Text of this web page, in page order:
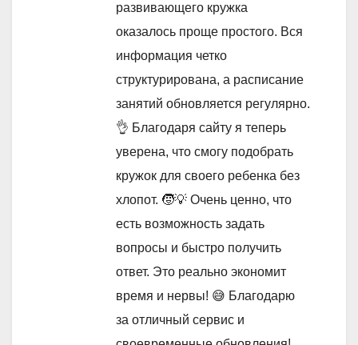
развивающего кружка
оказалось проще простого. Вся
информация четко
структурирована, а расписание
занятий обновляется регулярно.
👌 Благодаря сайту я теперь
уверена, что смогу подобрать
кружок для своего ребенка без
хлопот. 🧒💡 Очень ценно, что
есть возможность задать
вопросы и быстро получить
ответ. Это реально экономит
время и нервы! 😅 Благодарю
за отличный сервис и